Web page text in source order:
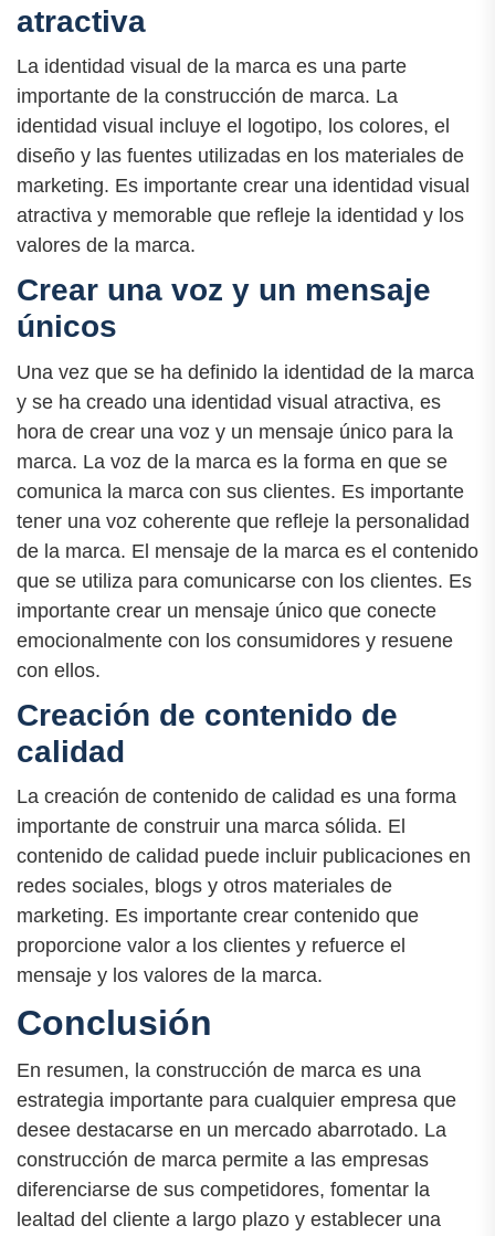
atractiva
La identidad visual de la marca es una parte
importante de la construcción de marca. La
identidad visual incluye el logotipo, los colores, el
diseño y las fuentes utilizadas en los materiales de
marketing. Es importante crear una identidad visual
atractiva y memorable que refleje la identidad y los
valores de la marca.
Crear una voz y un mensaje
únicos
Una vez que se ha definido la identidad de la marca
y se ha creado una identidad visual atractiva, es
hora de crear una voz y un mensaje único para la
marca. La voz de la marca es la forma en que se
comunica la marca con sus clientes. Es importante
tener una voz coherente que refleje la personalidad
de la marca. El mensaje de la marca es el contenido
que se utiliza para comunicarse con los clientes. Es
importante crear un mensaje único que conecte
emocionalmente con los consumidores y resuene
con ellos.
Creación de contenido de
calidad
La creación de contenido de calidad es una forma
importante de construir una marca sólida. El
contenido de calidad puede incluir publicaciones en
redes sociales, blogs y otros materiales de
marketing. Es importante crear contenido que
proporcione valor a los clientes y refuerce el
mensaje y los valores de la marca.
Conclusión
En resumen, la construcción de marca es una
estrategia importante para cualquier empresa que
desee destacarse en un mercado abarrotado. La
construcción de marca permite a las empresas
diferenciarse de sus competidores, fomentar la
lealtad del cliente a largo plazo y establecer una